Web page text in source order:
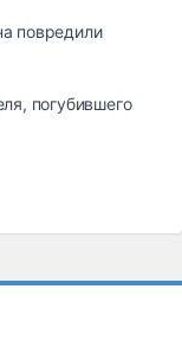
повредили
погубившего